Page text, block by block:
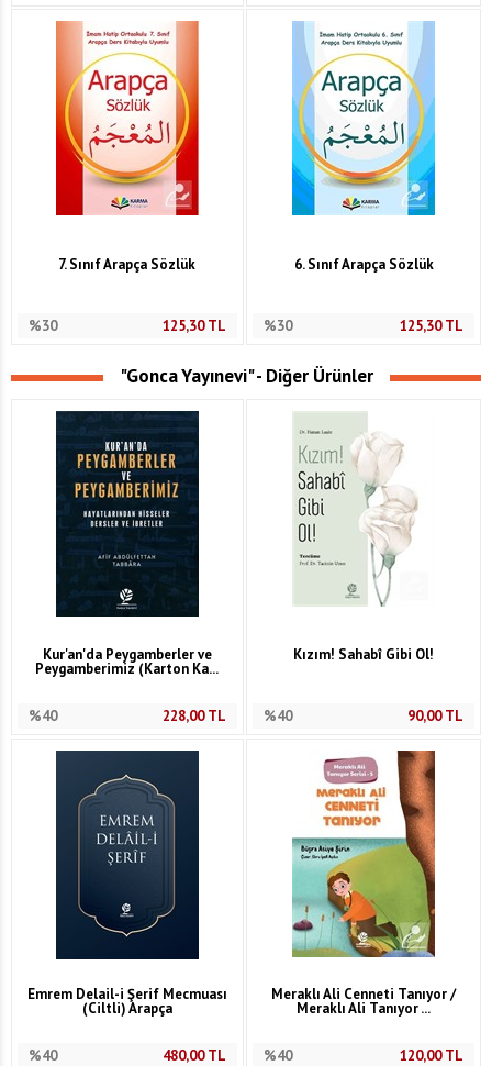
7. Sınıf Arapça Sözlük
%30 125,30TL
6. Sınıf Arapça Sözlük
%30 125,30TL
"Gonca Yayınevi" - Diğer Ürünler
Kur'an'da Peygamberler ve
Peygamberimiz (Karton Ka...
%40 228,00TL
Kızım! Sahabî Gibi Ol!
%40 90,00TL
Emrem Delail-i Şerif Mecmuası
(Ciltli) Arapça
%40 480,00TL
Meraklı Ali Cenneti Tanıyor /
Meraklı Ali Tanıyor ...
%40 120,00TL